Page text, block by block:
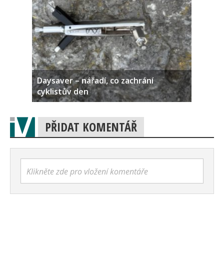
Daysaver – nářadí, co zachrání
cyklistův den
PŘIDAT KOMENTÁŘ
Klikněte zde pro vložení komentáře